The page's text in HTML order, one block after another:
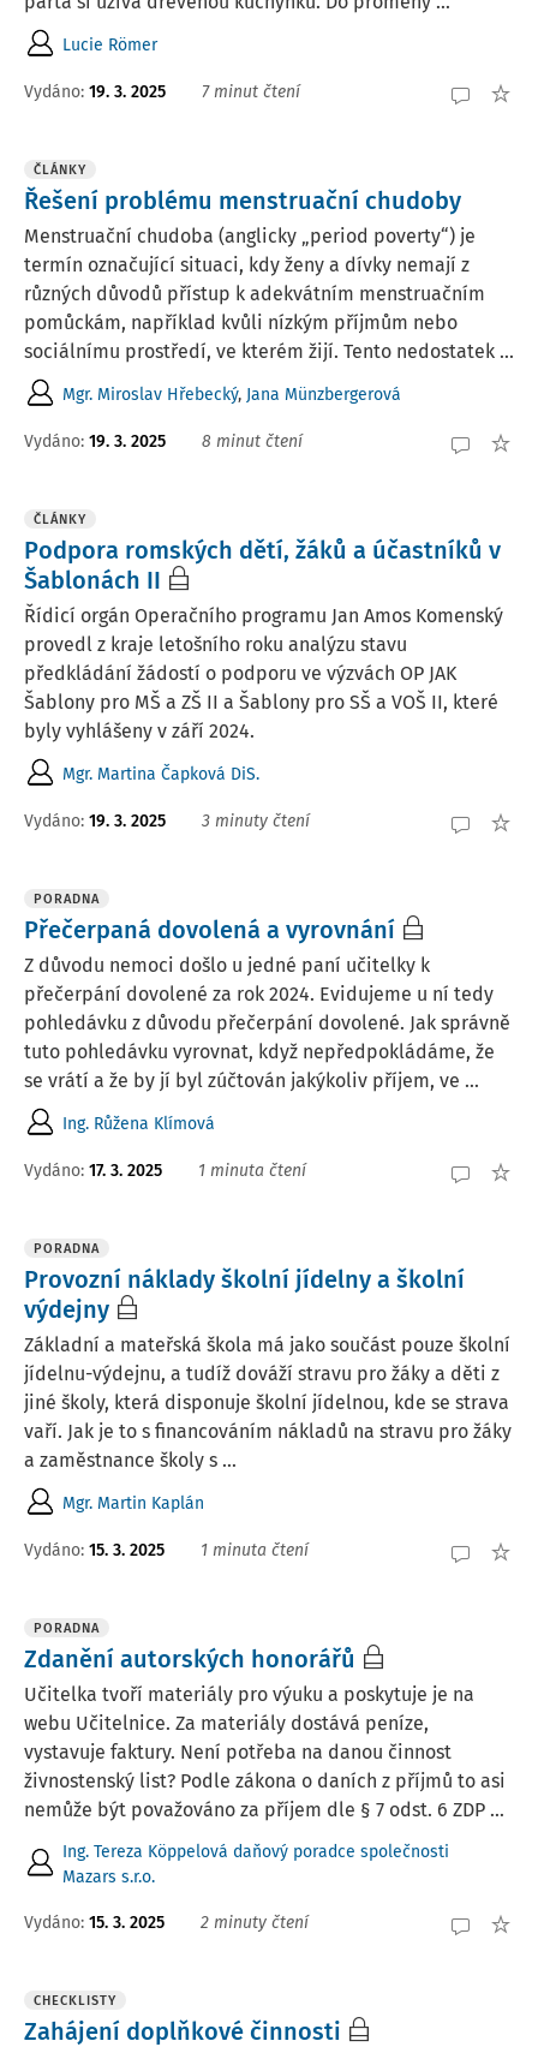
Lucie Römer
Vydáno: 19. 3. 2025 7 minut čtení
ČLÁNKY
Řešení problému menstruační chudoby
Menstruační chudoba (anglicky „period poverty“) je
termín označující situaci, kdy ženy a dívky nemají z
různých důvodů přístup k adekvátním menstruačním
pomůckám, například kvůli nízkým příjmům nebo
sociálnímu prostředí, ve kterém žijí. Tento nedostatek ...
Mgr. Miroslav Hřebecký, Jana Münzbergerová
Vydáno: 19. 3. 2025 8 minut čtení
ČLÁNKY
Podpora romských dětí, žáků a účastníků v
Šablonách II
Řídicí orgán Operačního programu Jan Amos Komenský
provedl z kraje letošního roku analýzu stavu
předkládání žádostí o podporu ve výzvách OP JAK
Šablony pro MŠ a ZŠ II a Šablony pro SŠ a VOŠ II, které
byly vyhlášeny v září 2024.
Mgr. Martina Čapková DiS.
Vydáno: 19. 3. 2025 3 minuty čtení
PORADNA
Přečerpaná dovolená a vyrovnání
Z důvodu nemoci došlo u jedné paní učitelky k
přečerpání dovolené za rok 2024. Evidujeme u ní tedy
pohledávku z důvodu přečerpání dovolené. Jak správně
tuto pohledávku vyrovnat, když nepředpokládáme, že
se vrátí a že by jí byl zúčtován jakýkoliv příjem, ve ...
Ing. Růžena Klímová
Vydáno: 17. 3. 2025 1 minuta čtení
PORADNA
Provozní náklady školní jídelny a školní
výdejny
Základní a mateřská škola má jako součást pouze školní
jídelnu-výdejnu, a tudíž dováží stravu pro žáky a děti z
jiné školy, která disponuje školní jídelnou, kde se strava
vaří. Jak je to s financováním nákladů na stravu pro žáky
a zaměstnance školy s ...
Mgr. Martin Kaplán
Vydáno: 15. 3. 2025 1 minuta čtení
PORADNA
Zdanění autorských honorářů
Učitelka tvoří materiály pro výuku a poskytuje je na
webu Učitelnice. Za materiály dostává peníze,
vystavuje faktury. Není potřeba na danou činnost
živnostenský list? Podle zákona o daních z příjmů to asi
nemůže být považováno za příjem dle § 7 odst. 6 ZDP ...
Ing. Tereza Köppelová daňový poradce společnosti
Mazars s.r.o.
Vydáno: 15. 3. 2025 2 minuty čtení
CHECKLISTY
Zahájení doplňkové činnosti